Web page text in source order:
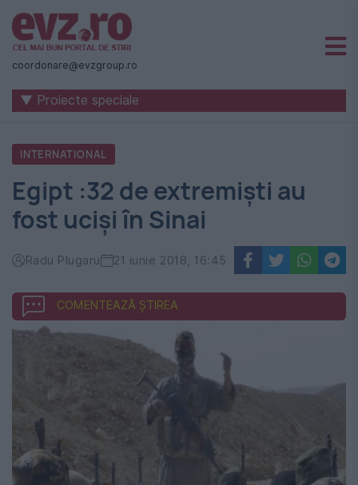
Știri
naționale
internaționale
România
-
Evenimentul
Zilei
coordonare@evzgroup.ro
▼ Proiecte speciale
INTERNATIONAL
Egipt :32 de extremiști au
fost uciși în Sinai
Radu Plugaru 21 iunie 2018, 16:45
COMENTEAZĂ ȘTIREA